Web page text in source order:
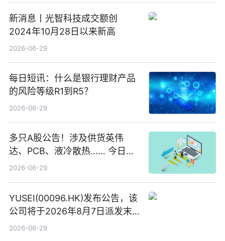
新消息丨光智科技成交额创
2024年10月28日以来新高
2026-06-29
每日短讯：什么是银行理财产品
的风险等级R1到R5？
2026-06-29
多只A股公告！涉及供货英伟
达、PCB、液冷散热…… 今日快
讯
2026-06-29
YUSEI(00096.HK)发布公告，该
公司将于2026年8月7日派发末
期股息每股人民币0.013元 每日
2026-06-29